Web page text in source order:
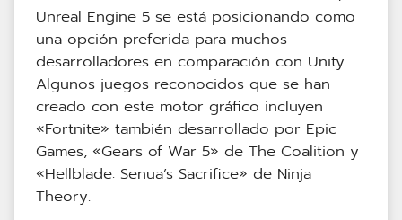
Unreal Engine 5 se está posicionando como
una opción preferida para muchos
desarrolladores en comparación con Unity.
Algunos juegos reconocidos que se han
creado con este motor gráfico incluyen
«Fortnite» también desarrollado por Epic
Games, «Gears of War 5» de The Coalition y
«Hellblade: Senua’s Sacrifice» de Ninja
Theory.